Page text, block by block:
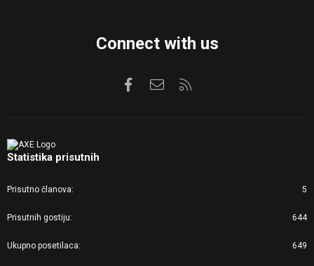
Connect with us
FacebookKontaktirajte nas
Statistika prisutnih
Prisutno članova 5
Prisutnih gostiju 644
Ukupno posetilaca 649